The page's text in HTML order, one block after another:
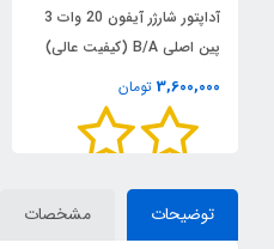
آداپتور شارژر آیفون 20 وات 3
پین اصلی B/A (کیفیت عالی)
3,600,000 تومان
توضیحات مشخصات